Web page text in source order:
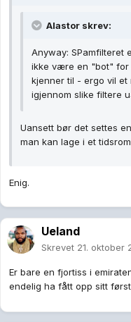
Alastor skrev:
Anyway: SPamfilteret
ikke være en "bot" for
kjenner til - ergo vil et
igjennom slike filtere
Uansett bør det settes
man kan lage i et
Enig.
Ueland
Skrevet 21. oktober
Er bare en fjortiss i
endelig ha fått opp sitt